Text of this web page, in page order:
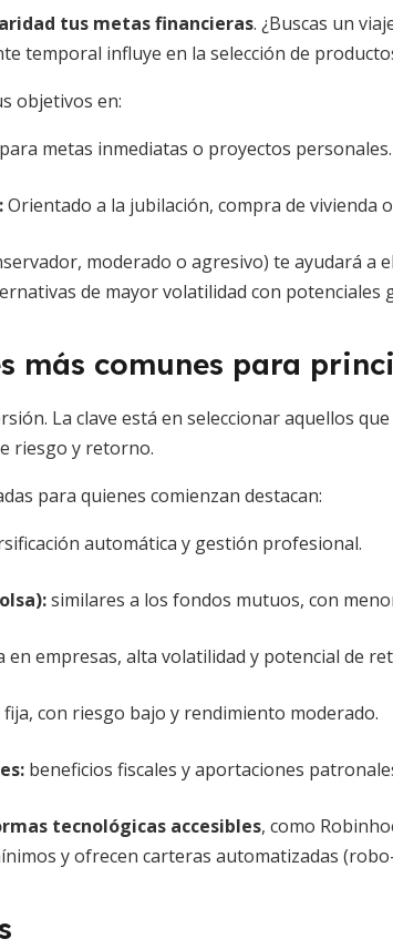
tus metas financieras. ¿Buscas un
temporal influye en la selección de
objetivos en:
metas inmediatas o proyectos personales.
Orientado a la jubilación, compra de vivienda
moderado o agresivo) te ayudará a
de mayor volatilidad con potenciales
más comunes para
La clave está en seleccionar aquellos
riesgo y retorno.
para quienes comienzan destacan:
automática y gestión profesional.
similares a los fondos mutuos, con
en empresas, alta volatilidad y potencial de
con riesgo bajo y rendimiento moderado.
beneficios fiscales y aportaciones
tecnológicas accesibles, como
y ofrecen carteras automatizadas